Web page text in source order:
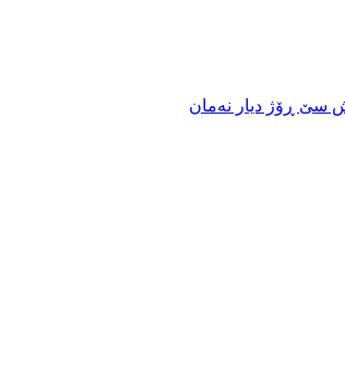
سێ ڕۆژ دیار نەمان
سنوور لە ماوەی حەوتوویەکدا